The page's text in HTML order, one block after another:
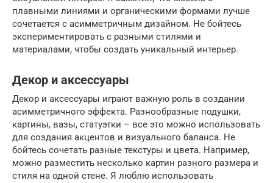
плавными линиями и органическими формами лучше
сочетается с асимметричным дизайном. Не бойтесь
экспериментировать с разными стилями и
материалами, чтобы создать уникальный интерьер.
Декор и аксессуары
Декор и аксессуары играют важную роль в создании
асимметричного эффекта. Разнообразные подушки,
картины, вазы, статуэтки – все это можно использовать
для создания акцентов и визуального баланса. Не
бойтесь сочетать разные текстуры и цвета. Например,
можно разместить несколько картин разного размера и
стиля на одной стене. Я люблю использовать